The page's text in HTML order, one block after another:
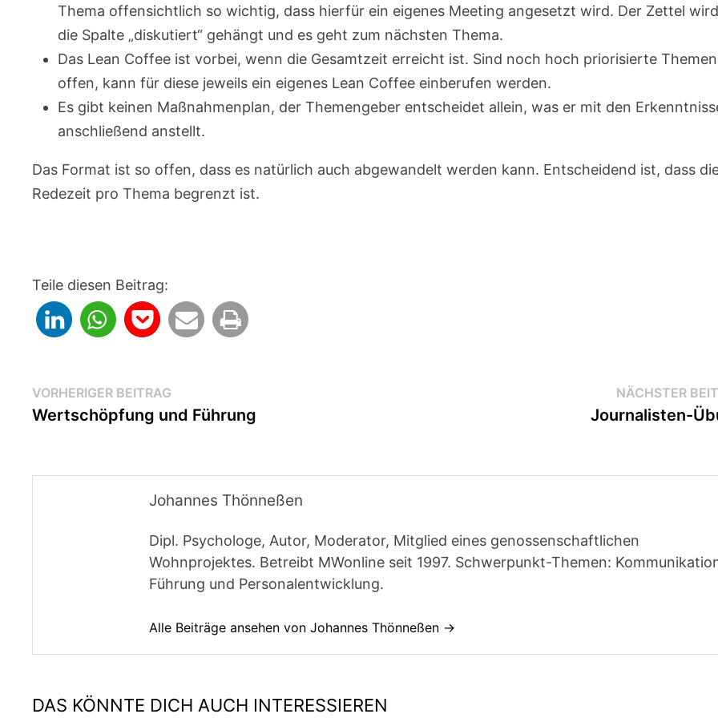
Thema offensichtlich so wichtig, dass hierfür ein eigenes Meeting angesetzt wird. Der Zettel
die Spalte „diskutiert“ gehängt und es geht zum nächsten Thema.
Das Lean Coffee ist vorbei, wenn die Gesamtzeit erreicht ist. Sind noch hoch priorisierte Themen
offen, kann für diese jeweils ein eigenes Lean Coffee einberufen werden.
Es gibt keinen Maßnahmenplan, der Themengeber entscheidet allein, was er mit den
anschließend anstellt.
Das Format ist so offen, dass es natürlich auch abgewandelt werden kann. Entscheidend ist, dass
Redezeit pro Thema begrenzt ist.
Teile diesen Beitrag:
Beitragsnavigation
VORHERIGER BEITRAG
Beitrag:
Wertschöpfung und Führung
NÄCHSTER
Journalisten-
Johannes Thönneßen
Dipl. Psychologe, Autor, Moderator, Mitglied eines genossenschaftlichen
Wohnprojektes. Betreibt MWonline seit 1997. Schwerpunkt-Themen:
Führung und Personalentwicklung.
Alle Beiträge ansehen von Johannes Thönneßen →
DAS KÖNNTE DICH AUCH INTERESSIEREN